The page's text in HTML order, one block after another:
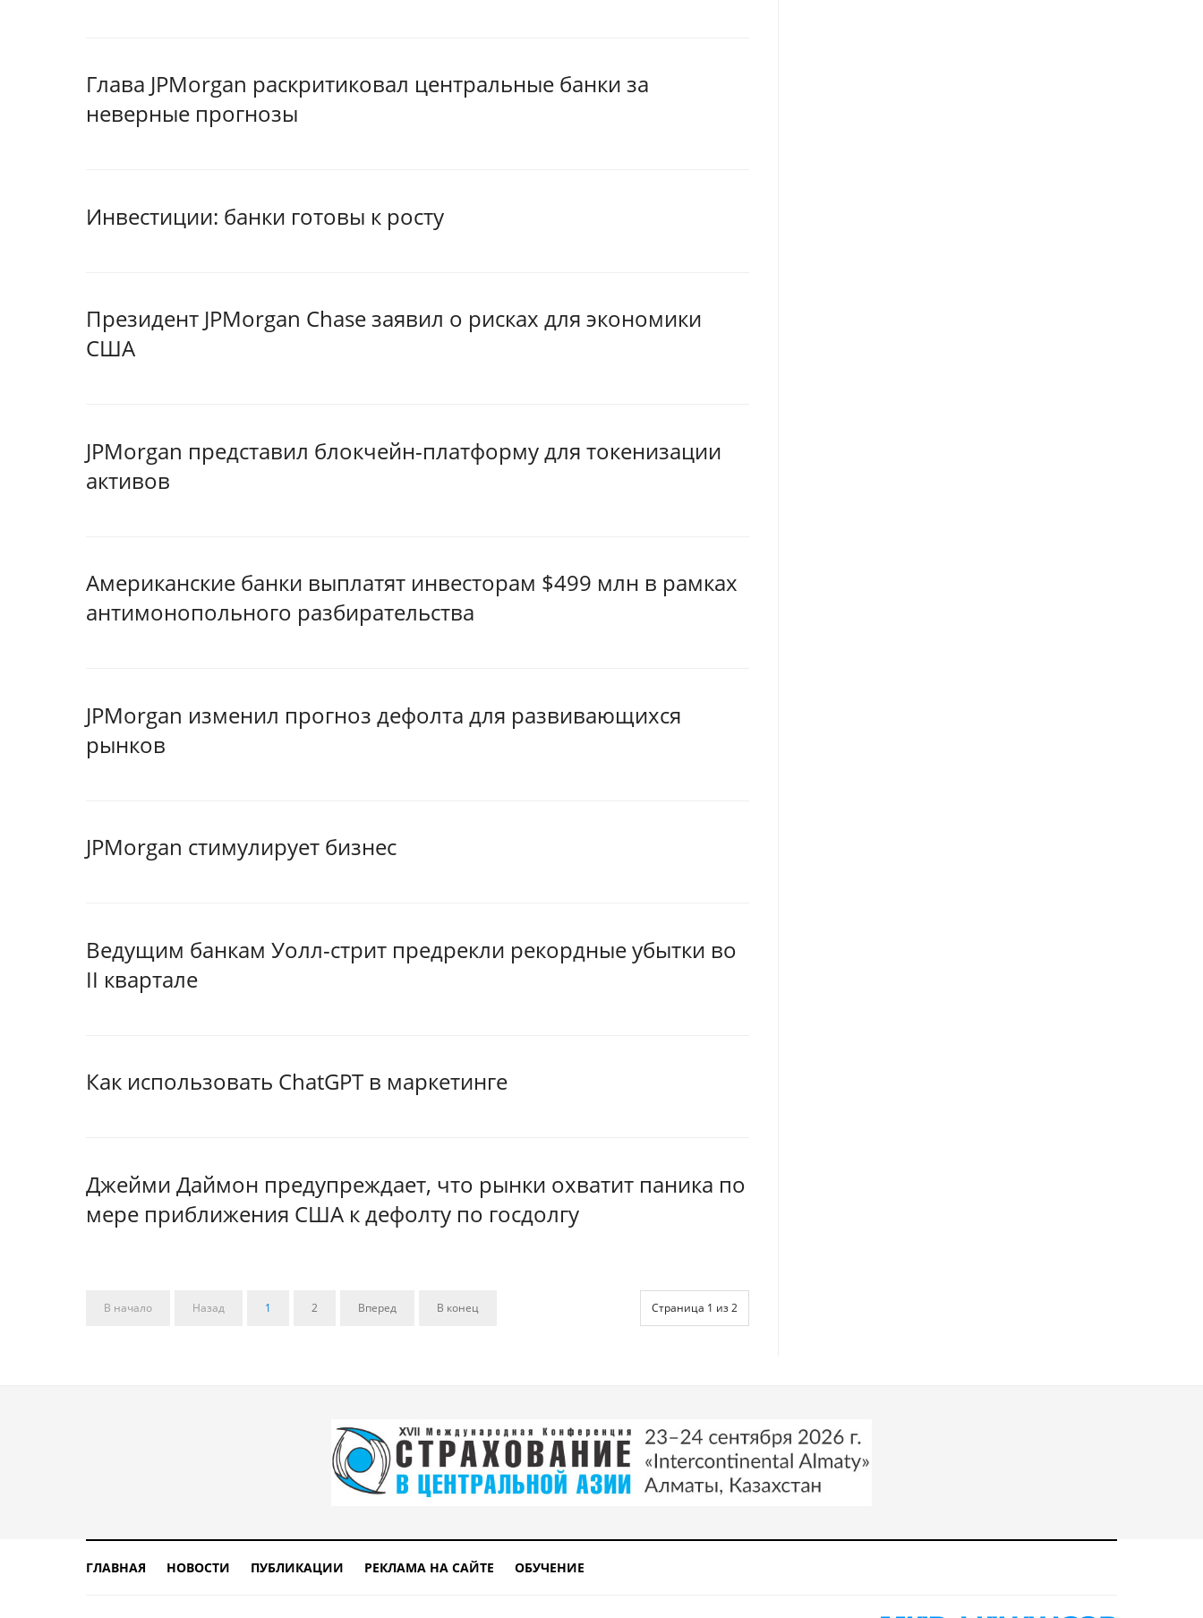
Глава JPMorgan раскритиковал центральные банки за
неверные прогнозы
Инвестиции: банки готовы к росту
Президент JPMorgan Chase заявил о рисках для экономики
США
JPMorgan представил блокчейн-платформу для токенизации
активов
Американские банки выплатят инвесторам $499 млн в рамках
антимонопольного разбирательства
JPMorgan изменил прогноз дефолта для развивающихся
рынков
JPMorgan стимулирует бизнес
Ведущим банкам Уолл-стрит предрекли рекордные убытки во
II квартале
Как использовать ChatGPT в маркетинге
Джейми Даймон предупреждает, что рынки охватит паника по
мере приближения США к дефолту по госдолгу
Страница 1 из 2
В начало Назад 1 2 Вперед В конец
ГЛАВНАЯ НОВОСТИ ПУБЛИКАЦИИ РЕКЛАМА НА САЙТЕ ОБУЧЕНИЕ